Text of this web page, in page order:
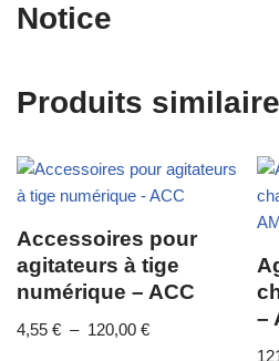
Notice
Produits
Accessoires pour
agitateurs à tige
numérique – ACC
4,55 € – 120,00 €
–